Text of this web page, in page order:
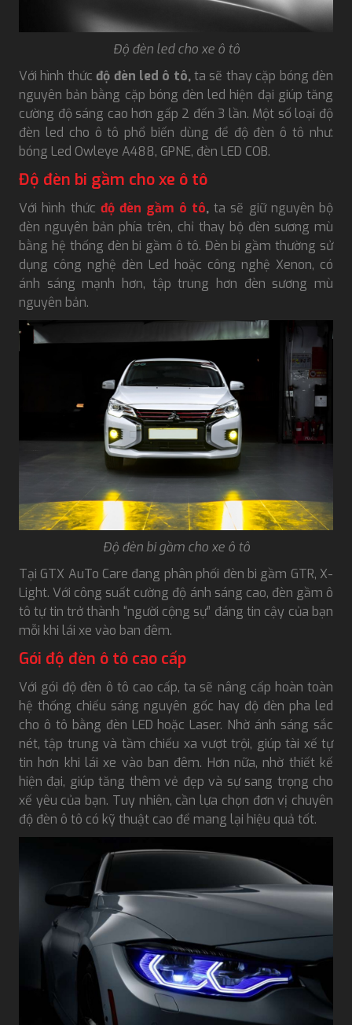
Độ đèn led cho xe ô tô
Với hình thứcđộ đèn led ô tô,ta sẽ thay cặp bóng đèn
nguyên bản bằng cặp bóng đèn led hiện đại giúp tăng
cường độ sáng cao hơn gấp 2 đến 3 lần. Một số loại độ
đèn led cho ô tô phổ biến dùng để độ đèn ô tô như:
bóng Led Owleye A488, GPNE, đèn LED COB.
Độ đèn bi gầm cho xe ô tô
Với hình thức độ đèn gầm ô tô,ta sẽ giữ nguyên bộ
đèn nguyên bản phía trên, chỉ thay bộ đèn sương mù
bằng hệ thống đèn bi gầm ô tô. Đèn bi gầm thường sử
dụng công nghệ đèn Led hoặc công nghệ Xenon, có
ánh sáng mạnh hơn, tập trung hơn đèn sương mù
nguyên bản.
Độ đèn bi gầm cho xe ô tô
Tại GTX AuTo Care đang phân phối đèn bi gầm GTR, X-
Light. Với công suất cường độ ánh sáng cao, đèn gầm ô
tô tự tin trở thành “người cộng sự” đáng tin cậy của bạn
mỗi khi lái xe vào ban đêm.
Gói độ đèn ô tô cao cấp
Với gói độ đèn ô tô cao cấp, ta sẽ nâng cấp hoàn toàn
hệ thống chiếu sáng nguyên gốc hay độ đèn pha led
cho ô tô bằng đèn LED hoặc Laser. Nhờ ánh sáng sắc
nét, tập trung và tầm chiếu xa vượt trội, giúp tài xế tự
tin hơn khi lái xe vào ban đêm. Hơn nữa, nhờ thiết kế
hiện đại, giúp tăng thêm vẻ đẹp và sự sang trọng cho
xế yêu của bạn. Tuy nhiên, cần lựa chọn đơn vị chuyên
độ đèn ô tô có kỹ thuật cao để mang lại hiệu quả tốt.